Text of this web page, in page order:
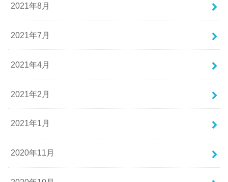
2021年8月
2021年7月
2021年4月
2021年2月
2021年1月
2020年11月